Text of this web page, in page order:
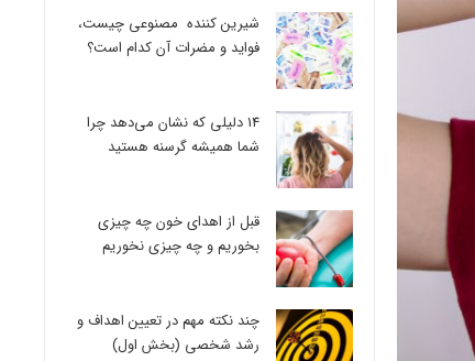
شیرین کننده مصنوعی چیست،
فواید و مضرات آن کدام است؟
14 دلیلی که نشان می‌دهد چرا
شما همیشه گرسنه هستید
قبل از اهدای خون چه چیزی
بخوریم و چه چیزی نخوریم
چند نکته مهم در تعیین اهداف و
رشد شخصی (بخش اول)